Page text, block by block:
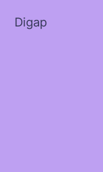
Digap